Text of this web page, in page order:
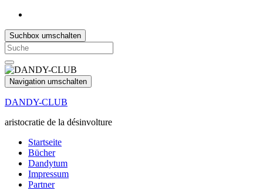
Suchbox umschalten
Search
for:
Navigation umschalten
DANDY-CLUB
aristocratie de la désinvolture
Startseite
Bücher
Dandytum
Impressum
Partner